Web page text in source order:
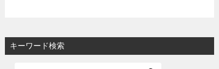
キーワード検索